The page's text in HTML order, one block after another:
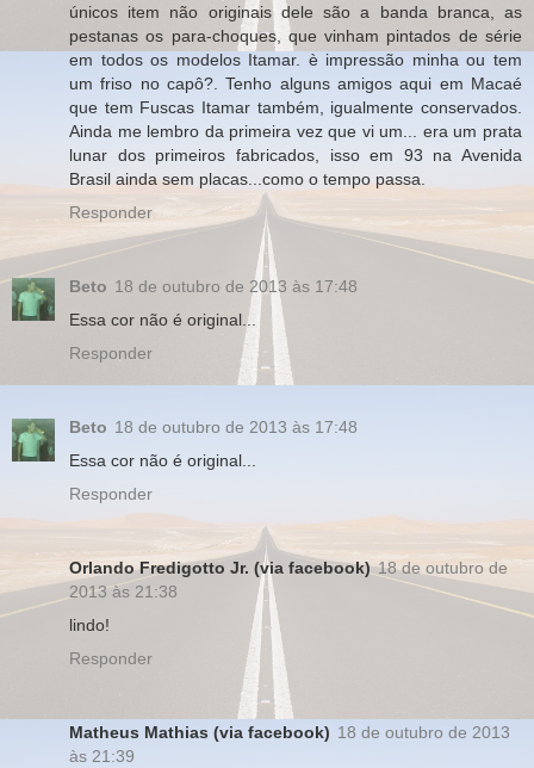
únicos item não originais dele são a banda branca, as
pestanas os para-choques, que vinham pintados de série
em todos os modelos Itamar. è impressão minha ou tem
um friso no capô?. Tenho alguns amigos aqui em Macaé
que tem Fuscas Itamar também, igualmente conservados.
Ainda me lembro da primeira vez que vi um... era um prata
lunar dos primeiros fabricados, isso em 93 na Avenida
Brasil ainda sem placas...como o tempo passa.
Responder
Beto 18 de outubro de 2013 às 17:48
Essa cor não é original...
Responder
Beto 18 de outubro de 2013 às 17:48
Essa cor não é original...
Responder
Orlando Fredigotto Jr. (via facebook) 18 de outubro de
2013 às 21:38
lindo!
Responder
Matheus Mathias (via facebook) 18 de outubro de 2013
às 21:39